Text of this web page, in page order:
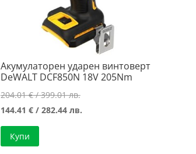
Акумулаторен ударен винтоверт
DeWALT DCF850N 18V 205Nm
204.01€/ 399.01 лв.Original
price
144.41 €/ 282.44 лв.Текущата
Купи